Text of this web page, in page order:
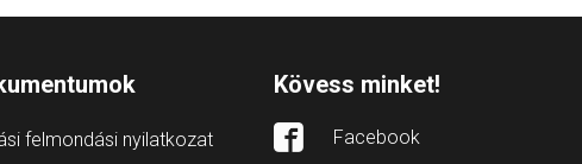
felmondási nyilatkozat
Kövess minket!
Facebook